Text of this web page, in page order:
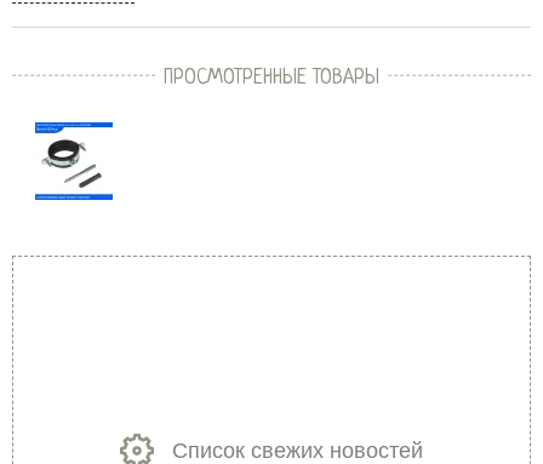
ПРОСМОТРЕННЫЕ ТОВАРЫ
Список свежих новостей